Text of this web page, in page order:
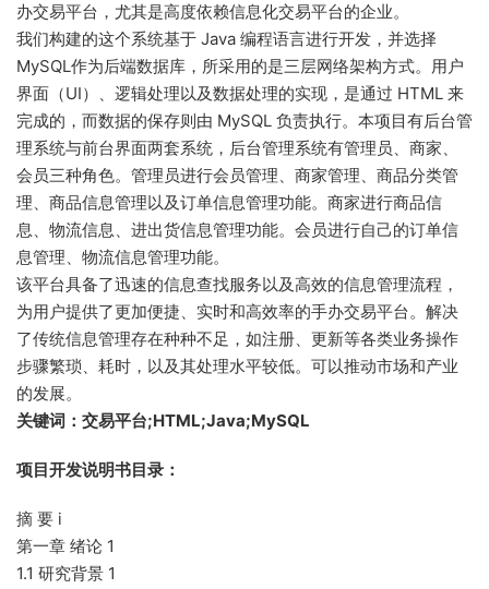
办交易平台，尤其是高度依赖信息化交易平台的企业。
我们构建的这个系统基于 Java 编程语言进行开发，并选择
MySQL作为后端数据库，所采用的是三层网络架构方式。用户
界面（UI）、逻辑处理以及数据处理的实现，是通过 HTML 来
完成的，而数据的保存则由 MySQL 负责执行。本项目有后台管
理系统与前台界面两套系统，后台管理系统有管理员、商家、
会员三种角色。管理员进行会员管理、商家管理、商品分类管
理、商品信息管理以及订单信息管理功能。商家进行商品信
息、物流信息、进出货信息管理功能。会员进行自己的订单信
息管理、物流信息管理功能。
该平台具备了迅速的信息查找服务以及高效的信息管理流程，
为用户提供了更加便捷、实时和高效率的手办交易平台。解决
了传统信息管理存在种种不足，如注册、更新等各类业务操作
步骤繁琐、耗时，以及其处理水平较低。可以推动市场和产业
的发展。
关键词：交易平台;HTML;Java;MySQL
项目开发说明书目录：
摘 要 i
第一章 绪论 1
1.1 研究背景 1